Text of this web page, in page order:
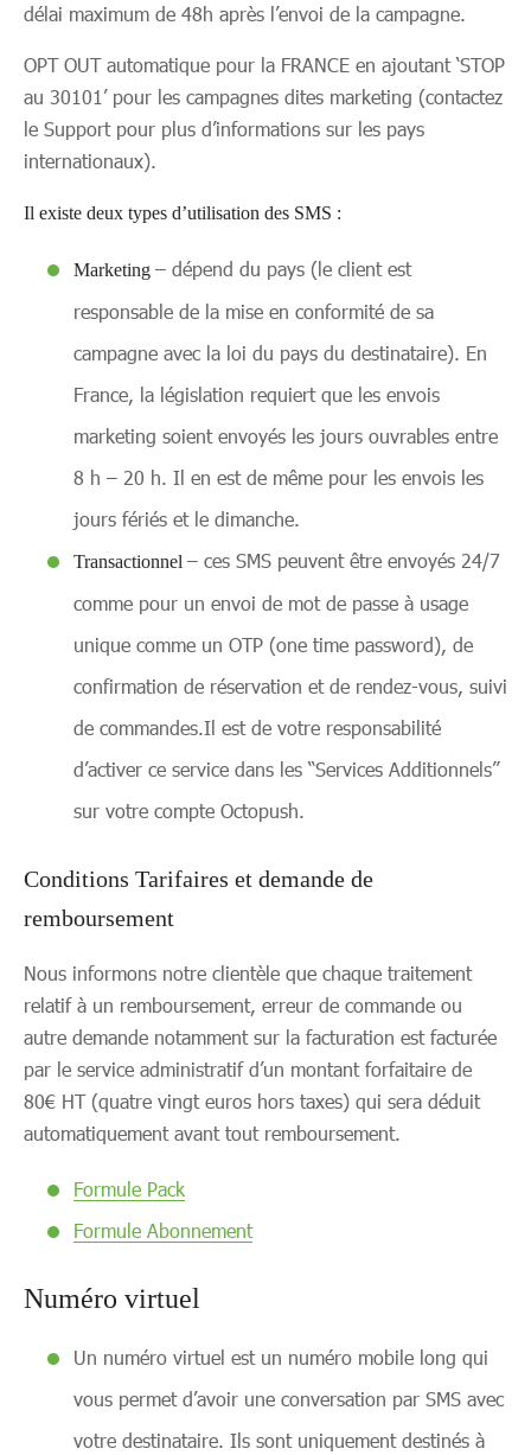
délai maximum de 48h après l’envoi de la campagne.
OPT OUT automatique pour la FRANCE en ajoutant ‘STOP
au 30101’ pour les campagnes dites marketing (contactez
le Support pour plus d’informations sur les pays
internationaux).
Il existe deux types d’utilisation des SMS :
Marketing – dépend du pays (le client est
responsable de la mise en conformité de sa
campagne avec la loi du pays du destinataire). En
France, la législation requiert que les envois
marketing soient envoyés les jours ouvrables entre
8 h – 20 h. Il en est de même pour les envois les
jours fériés et le dimanche.
Transactionnel – ces SMS peuvent être envoyés 24/7
comme pour un envoi de mot de passe à usage
unique comme un OTP (one time password), de
confirmation de réservation et de rendez-vous, suivi
de commandes.Il est de votre responsabilité
d’activer ce service dans les “Services Additionnels”
sur votre compte Octopush.
Conditions Tarifaires et demande de
remboursement
Nous informons notre clientèle que chaque traitement
relatif à un remboursement, erreur de commande ou
autre demande notamment sur la facturation est facturée
par le service administratif d’un montant forfaitaire de
80€ HT (quatre vingt euros hors taxes) qui sera déduit
automatiquement avant tout remboursement.
Formule Pack
Formule Abonnement
Numéro virtuel
Un numéro virtuel est un numéro mobile long qui
vous permet d’avoir une conversation par SMS avec
votre destinataire. Ils sont uniquement destinés à